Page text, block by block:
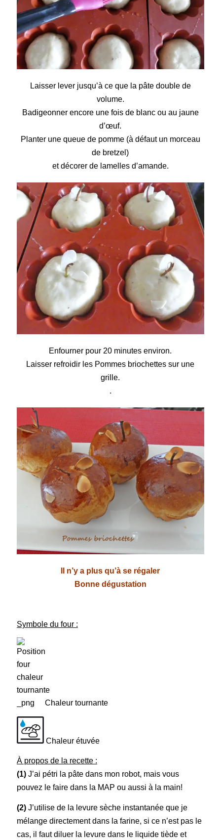
Laisser lever jusqu’à ce que la pâte double de
volume.
Badigeonner encore une fois de blanc ou au jaune
d’œuf.
Planter une queue de pomme (à défaut un morceau
de bretzel)
et décorer de lamelles d’amande.
Enfourner pour 20 minutes environ.
Laisser refroidir les Pommes briochettes sur une
grille.
.
Il n’y a plus qu’à se régaler
Bonne dégustation
Symbole du four :
Chaleur tournante
Chaleur étuvée
À propos de la recette :
(1)J’ai pétri la pâte dans mon robot, mais vous
pouvez le faire dans la MAP ou aussi à la main!
(2)J’utilise de la levure sèche instantanée que je
mélange directement dans la farine, si ce n’est pas le
cas, il faut diluer la levure dans le liquide tiède et